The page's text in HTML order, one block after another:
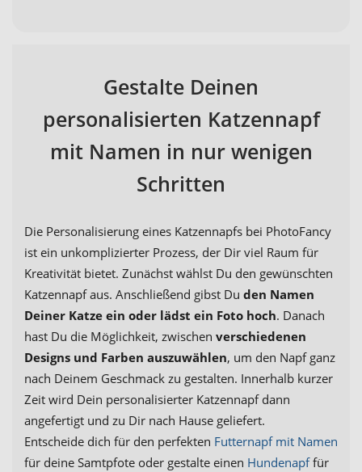
Gestalte Deinen
personalisierten Katzennapf
mit Namen in nur wenigen
Schritten
Die Personalisierung eines Katzennapfs bei PhotoFancy
ist ein unkomplizierter Prozess, der Dir viel Raum für
Kreativität bietet. Zunächst wählst Du den gewünschten
Katzennapf aus. Anschließend gibst Du den Namen
Deiner Katze ein oder lädst ein Foto hoch. Danach
hast Du die Möglichkeit, zwischen verschiedenen
Designs und Farben auszuwählen, um den Napf ganz
nach Deinem Geschmack zu gestalten. Innerhalb kurzer
Zeit wird Dein personalisierter Katzennapf dann
angefertigt und zu Dir nach Hause geliefert.
Entscheide dich für den perfekten Futternapf mit Namen
für deine Samtpfote oder gestalte einen Hundenapffür